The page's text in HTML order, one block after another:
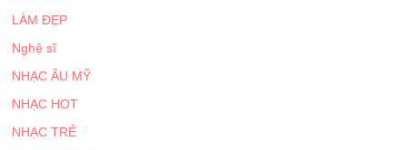
LÀM ĐẸP
Nghệ sĩ
NHẠC ÂU MỸ
NHẠC HOT
NHẠC TRẺ